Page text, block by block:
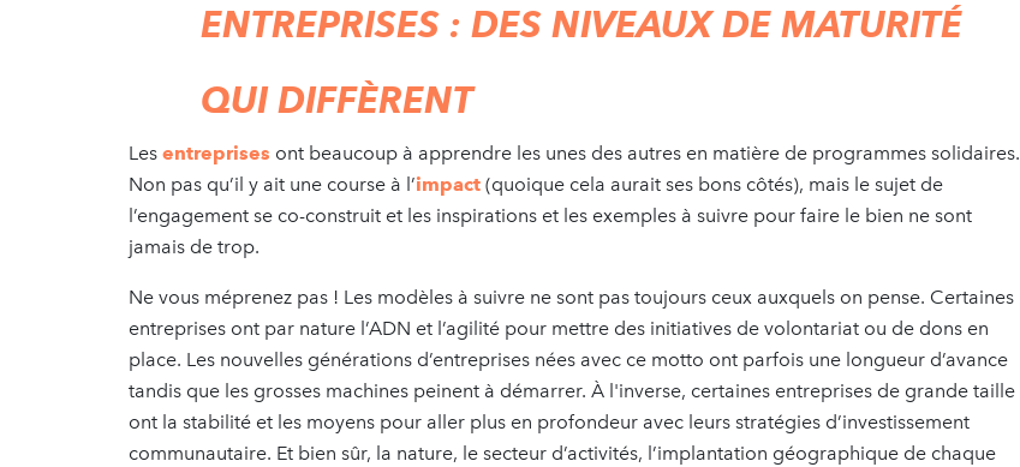
ENTREPRISES : DES NIVEAUX DE MATURITÉ
QUI DIFFÈRENT
Les entreprises ont beaucoup à apprendre les unes des autres en matière de programmes solidaires.
Non pas qu’il y ait une course à l’impact (quoique cela aurait ses bons côtés), mais le sujet de
l’engagement se co-construit et les inspirations et les exemples à suivre pour faire le bien ne sont
jamais de trop.
Ne vous méprenez pas ! Les modèles à suivre ne sont pas toujours ceux auxquels on pense. Certaines
entreprises ont par nature l’ADN et l’agilité pour mettre des initiatives de volontariat ou de dons en
place. Les nouvelles générations d’entreprises nées avec ce motto ont parfois une longueur d’avance
tandis que les grosses machines peinent à démarrer. À l'inverse, certaines entreprises de grande taille
ont la stabilité et les moyens pour aller plus en profondeur avec leurs stratégies d’investissement
communautaire. Et bien sûr, la nature, le secteur d’activités, l’implantation géographique de chaque